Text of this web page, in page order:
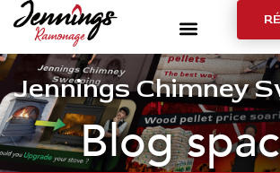
Jennings Chimney
Blog